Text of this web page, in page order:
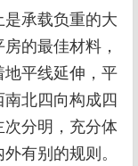
承载负重的大
的最佳材料，
平线延伸，平
北四向构成四
分明，充分体
有别的规则。